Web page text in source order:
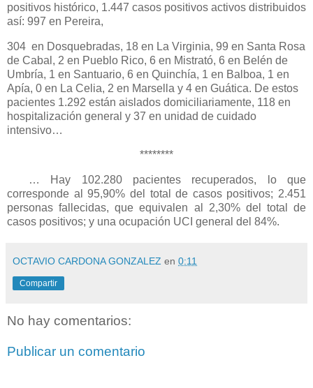
positivos histórico, 1.447 casos positivos activos distribuidos
así: 997 en Pereira,
304 en Dosquebradas, 18 en La Virginia, 99 en Santa Rosa
de Cabal, 2 en Pueblo Rico, 6 en Mistrató, 6 en Belén de
Umbría, 1 en Santuario, 6 en Quinchía, 1 en Balboa, 1 en
Apía, 0 en La Celia, 2 en Marsella y 4 en Guática. De estos
pacientes 1.292 están aislados domiciliariamente, 118 en
hospitalización general y 37 en unidad de cuidado
intensivo…
********
… Hay 102.280 pacientes recuperados, lo que
corresponde al 95,90% del total de casos positivos; 2.451
personas fallecidas, que equivalen al 2,30% del total de
casos positivos; y una ocupación UCI general del 84%.
OCTAVIO CARDONA GONZALEZ en 0:11
Compartir
No hay comentarios:
Publicar un comentario